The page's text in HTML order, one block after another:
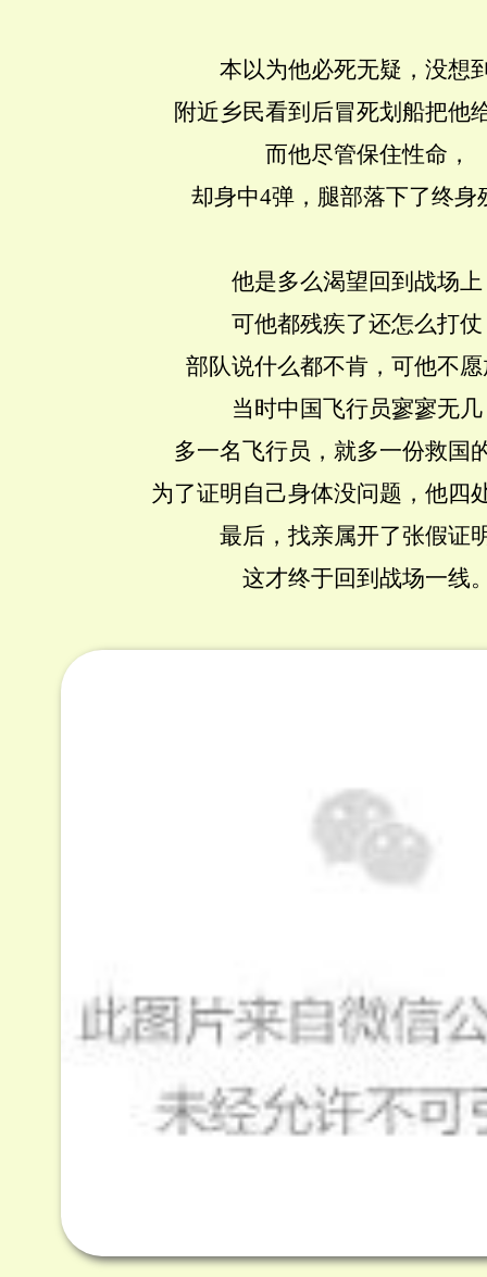
本以为他必死无疑，没想
附近乡民看到后冒死划船把他
而他尽管保住性命，
却身中4弹，腿部落下了终身
他是多么渴望回到战场上
可他都残疾了还怎么打仗
部队说什么都不肯，可他不
当时中国飞行员寥寥无
多一名飞行员，就多一份救国
为了证明自己身体没问题，他四
最后，找亲属开了张假证
这才终于回到战场一线